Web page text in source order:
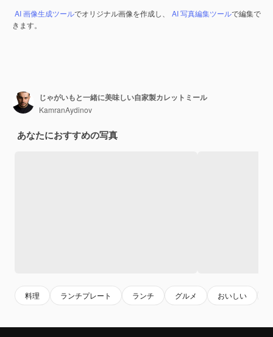
AI 画像生成ツールでオリジナル画像を作成し、 AI 写真編集ツールで編集で
きます。
じゃがいもと一緒に美味しい自家製カレットミール
KamranAydinov
あなたにおすすめの写真
料理 ランチプレート ランチ グルメ おいしい